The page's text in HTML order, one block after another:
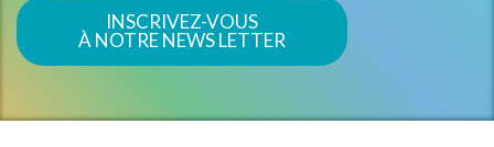
INSCRIVEZ-VOUS
À NOTRE NEWS LETTER